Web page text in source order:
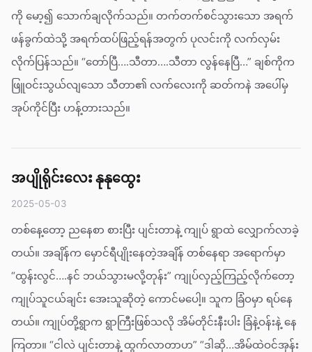
ကို မော့၍ သောက်ချလိုက်သည်။ တက်တက်စင်သွားသော အရက်
ဖန်ခွက်ထဲသို့ အရက်ထပ်ဖြည့်ရန်အတွက် ပုလင်းကို လက်လှမ်း
လိုက်ပြန်သည်။ “တော်ပြီ….သီတာ….သီတာ လွန်နေပြီ…” ချစ်ကိုက
ဖြူဝင်းသွယ်လျသော သီတာ၏ လက်လေးကို ဆတ်ကနဲ အပေါ်မှ
အုပ်ကိုင်ပြီး ဟန့်တားသည်။
အပျိုရိုင်းလေး နုနုထွေး
2025-05-03
တစ်နေ့တော့ ညနေစာ စားပြီး ပျင်းတာနဲ့ ကျုပ် ရွာထဲ လျှောက်လာခဲ့
တယ်။ အချိန်က မှောင်ရီပျိုးနေတဲ့အချိန် တစ်နေရာ အရောက်မှာ
“ထွန်းလွင်….နင် ဘယ်သွားမလို့တုန်း” ကျုပ်လှည့်ကြည့်လိုက်တော့
ကျုပ်သူငယ်ချင်း အေးသူဆိုတဲ့ ကောင်မပေါ့။ သူက ခြံဝမှာ ရပ်နေ
တယ်။ ကျုပ်တို့ရွာက ရွာကြီးဖြစ်သလို အိမ်တိုင်းနီးပါး ခြံနဲ့ဝန်းနဲ့ နေ
ကြတာ။ “ငါလဲ ပျင်းတာနဲ့ ထွက်လာတာဟ” “ဒါဆို…အိမ်ထဲဝင်အုန်း